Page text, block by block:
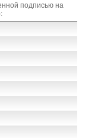
подписью на